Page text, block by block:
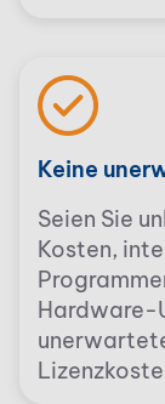
Keine
Seien Sie
Kosten,
Hardware-